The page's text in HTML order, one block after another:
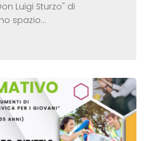
Luigi Sturzo" di
spazio...